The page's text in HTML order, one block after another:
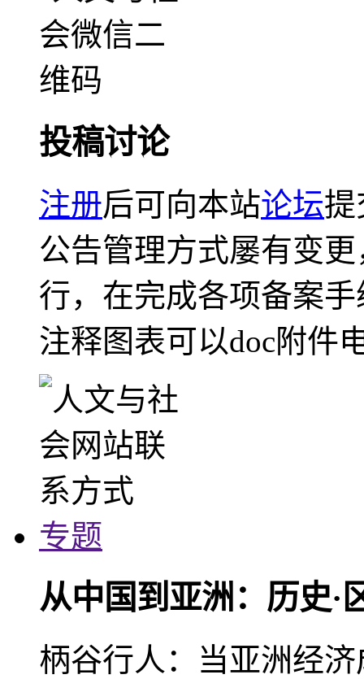
投稿讨论
注册后可向本站论坛提
公告管理方式屡有变
行，在完成各项备案
注释图表可以doc附件
专题
从中国到亚洲：历史·
柄谷行人：当亚洲经